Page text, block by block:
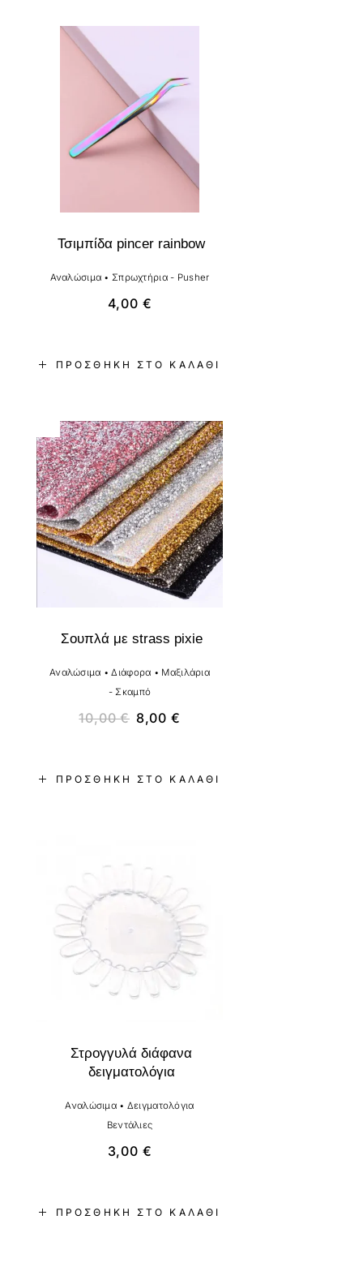
ΠΡΟΣΘΉΚΗ ΣΤΟ ΚΑΛΆΘΙ
Τσιμπίδα pincer rainbow
Αναλώσιμα • Σπρωχτήρια - Pusher
4,00 €
ΠΡΟΣΘΉΚΗ ΣΤΟ ΚΑΛΆΘΙ
Σουπλά με strass pixie
Αναλώσιμα •Διάφορα • Μαξιλάρια
- Σκαμπό
10,00€ 8,00 €
ΠΡΟΣΘΉΚΗ ΣΤΟ ΚΑΛΆΘΙ
Στρογγυλά διάφανα
δειγματολόγια
Αναλώσιμα• Δειγματολόγια
Βεντάλιες
3,00 €